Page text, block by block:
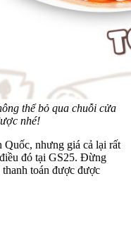
thể bỏ qua chuỗi cửa
nhé!
Quốc, nhưng giá cả lại rất
đó tại GS25. Đừng
toán được được